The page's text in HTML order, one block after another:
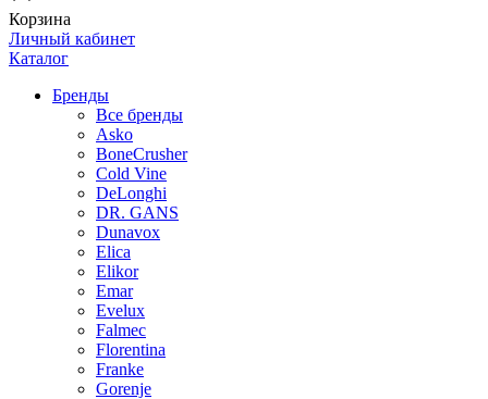
Корзина
Личный кабинет
Каталог
Бренды
Все бренды
Asko
BoneCrusher
Cold Vine
DeLonghi
DR. GANS
Dunavox
Elica
Elikor
Emar
Evelux
Falmec
Florentina
Franke
Gorenje